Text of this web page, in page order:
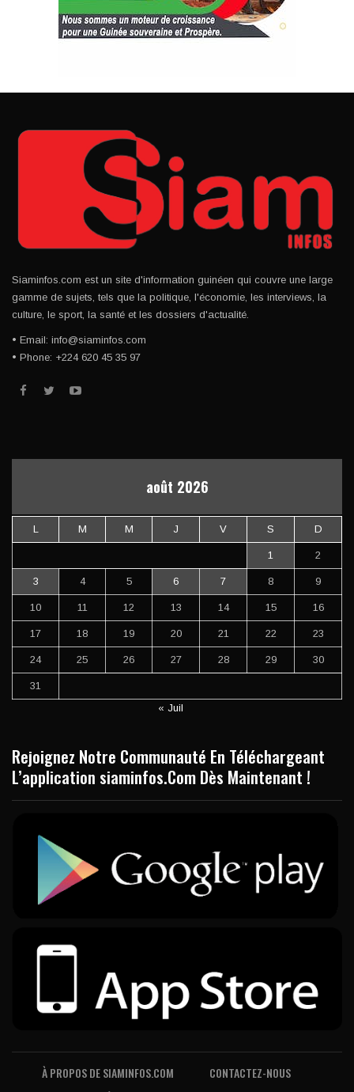
Siaminfos.com est un site d'information guinéen qui couvre une large
gamme de sujets, tels que la politique, l'économie, les interviews, la
culture, le sport, la santé et les dossiers d'actualité.
• Email: info@siaminfos.com
• Phone: +224 620 45 35 97
août 2026
L M M J V S D
1 2
3 4 5 6 7 8 9
10 11 12 13 14 15 16
17 18 19 20 21 22 23
24 25 26 27 28 29 30
31
« Juil
Rejoignez Notre Communauté En Téléchargeant
L’application siaminfos.Com Dès Maintenant !
À PROPOS DE SIAMINFOS.COM
CONTACTEZ-NOUS